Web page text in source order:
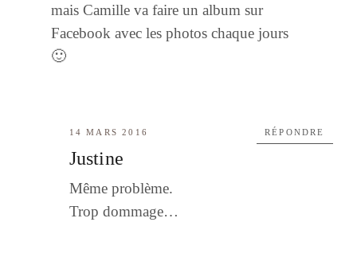
mais Camille va faire un album sur
Facebook avec les photos chaque jours
🙂
14 MARS 2016
Justine
Même problème.
Trop dommage…
RÉPONDRE